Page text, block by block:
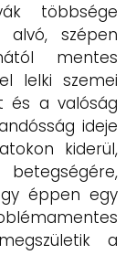
többsége
alvó, szépen
mentes
lelki szemei
és a valóság
ideje
kiderül,
éppen egy
a